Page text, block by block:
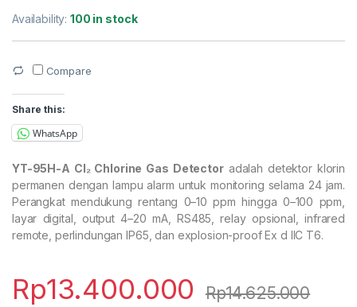
Availability:100 in stock
Compare
Share this:
WhatsApp
YT-95H-A Cl₂ Chlorine Gas Detectoradalah detektor klorin
permanen dengan lampu alarm untuk monitoring selama 24 jam.
Perangkat mendukung rentang 0–10 ppm hingga 0–100 ppm,
layar digital, output 4–20 mA, RS485, relay opsional, infrared
remote, perlindungan IP65, dan explosion-proof Ex d IIC T6.
Rp13.400.000 Rp14.625.000